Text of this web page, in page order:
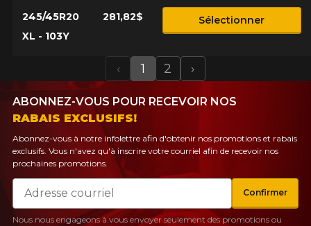
245/45R20
XL - 103Y
281,82$ Sélectionner
Previous
‹ 1 2 Next
›
ABONNEZ-VOUS POUR RECEVOIR NOS
RABAIS EXCLUSIFS!
Abonnez-vous à notre infolettre afin d'obtenir nos promotions et rabais
exclusifs. Vous n'avez qu'à inscrire votre courriel afin de recevoir nos
prochaines promotions.
Courriel
Confirmer
Nous nous engageons à vous envoyer seulement des promotions ou